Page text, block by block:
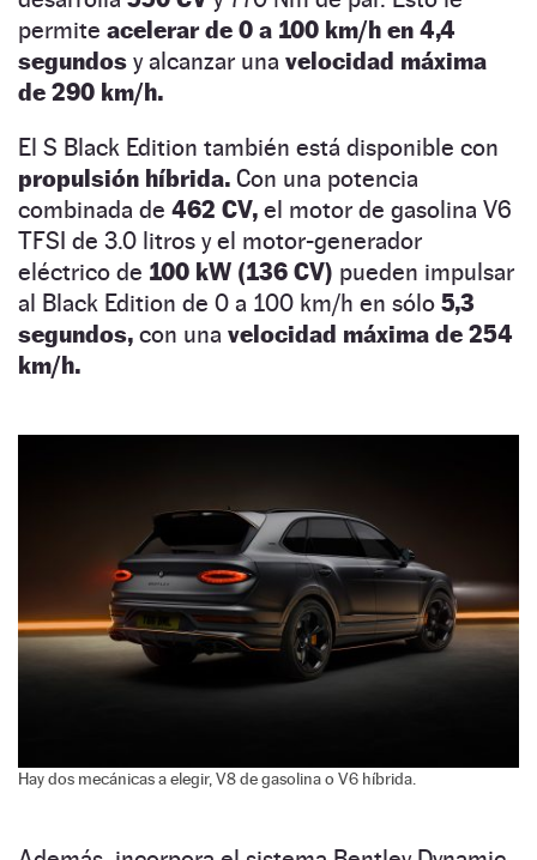
permite acelerar de 0 a 100 km/h en 4,4
segundos y alcanzar una velocidad máxima
de 290 km/h.
El S Black Edition también está disponible con
propulsión híbrida. Con una potencia
combinada de 462 CV, el motor de gasolina V6
TFSI de 3.0 litros y el motor-generador
eléctrico de 100 kW (136 CV) pueden impulsar
al Black Edition de 0 a 100 km/h en sólo 5,3
segundos, con una velocidad máxima de 254
km/h.
Hay dos mecánicas a elegir, V8 de gasolina o V6 híbrida.